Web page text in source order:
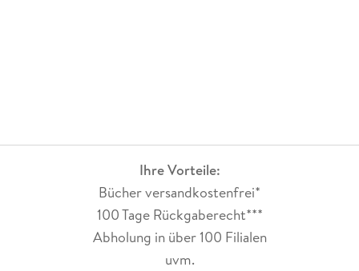
Ihre Vorteile:
Bücher versandkostenfrei*
100 Tage Rückgaberecht***
Abholung in über 100 Filialen
uvm.